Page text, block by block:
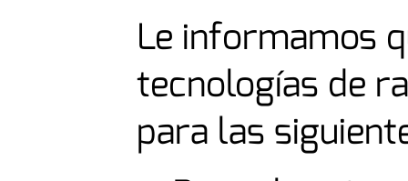
Le informamos
tecnologías de
para las